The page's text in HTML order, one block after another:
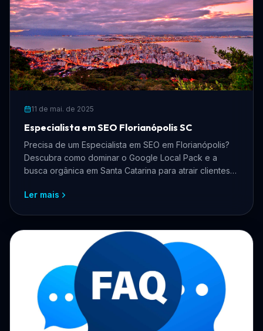
11 de mai. de 2025
Especialista em SEO Florianópolis SC
Precisa de um Especialista em SEO em Florianópolis?
Descubra como dominar o Google Local Pack e a
busca orgânica em Santa Catarina para atrair clientes
Ler mais